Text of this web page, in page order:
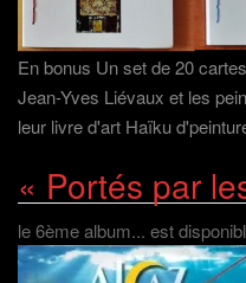
En bonus Un set de 20
Jean-Yves Liévaux et les
leur livre d'art Haïku
« Portés par
le 6ème album... est